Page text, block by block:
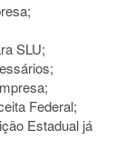
SLU;
Federal;
Estadual já